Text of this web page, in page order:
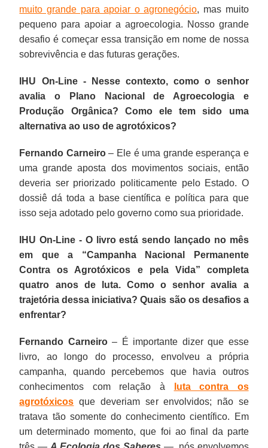
muito grande para apoiar o agronegócio, mas muito
pequeno para apoiar a agroecologia. Nosso grande
desafio é começar essa transição em nome de nossa
sobrevivência e das futuras gerações.
IHU On-Line - Nesse contexto, como o senhor
avalia o Plano Nacional de Agroecologia e
Produção Orgânica? Como ele tem sido uma
alternativa ao uso de agrotóxicos?
Fernando Carneiro– Ele é uma grande esperança e
uma grande aposta dos movimentos sociais, então
deveria ser priorizado politicamente pelo Estado. O
dossiê dá toda a base científica e política para que
isso seja adotado pelo governo como sua prioridade.
IHU On-Line - O livro está sendo lançado no mês
em que a “Campanha Nacional Permanente
Contra os Agrotóxicos e pela Vida” completa
quatro anos de luta. Como o senhor avalia a
trajetória dessa iniciativa? Quais são os desafios a
enfrentar?
Fernando Carneiro– É importante dizer que esse
livro, ao longo do processo, envolveu a própria
campanha, quando percebemos que havia outros
conhecimentos com relação à
luta contra os
agrotóxicos que deveriam ser envolvidos; não se
tratava tão somente do conhecimento científico. Em
um determinado momento, que foi ao final da parte